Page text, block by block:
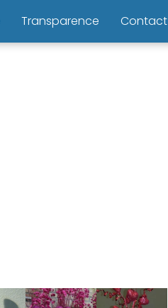
Transparence Contact